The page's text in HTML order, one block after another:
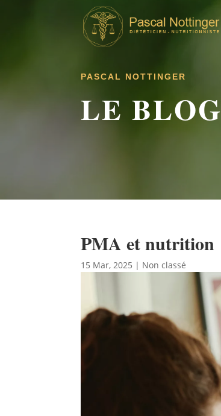
PASCAL NOTTINGER
LE BLOG
PMA et nutrition
15 Mar, 2025 | Non classé